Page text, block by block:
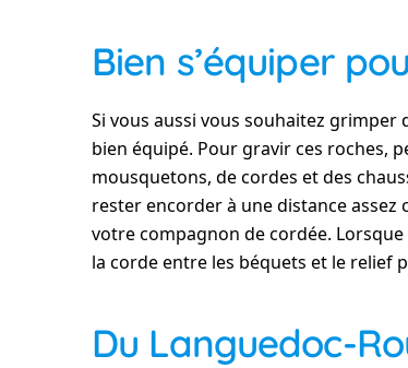
Bien s’équiper
Si vous aussi vous souhaitez grimper
bien équipé. Pour gravir ces roches,
mousquetons, de cordes et des
rester encorder à une distance
votre compagnon de cordée.
la corde entre les béquets et le relief
Du Languedoc-